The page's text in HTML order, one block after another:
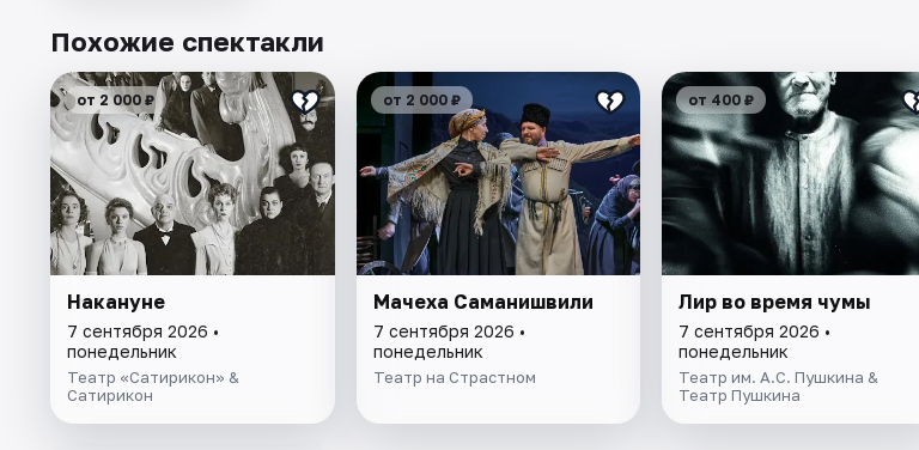
Похожие спектакли
от 2 000 ₽
Накануне
7 сентября 2026 •
понедельник
Театр «Сатирикон» &
Сатирикон
от 2 000 ₽
Мачеха Саманишвили
7 сентября 2026 •
понедельник
Театр на Страстном
от 400 ₽
Лир во время чумы
7 сентября 2026 •
понедельник
Театр им. А.С. Пушкина &
Театр Пушкина